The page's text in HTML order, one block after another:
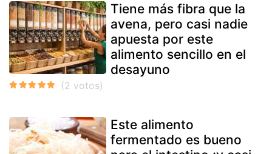
Tiene más fibra que la
avena, pero casi nadie
apuesta por este
alimento sencillo en el
desayuno
Este alimento
fermentado es bueno